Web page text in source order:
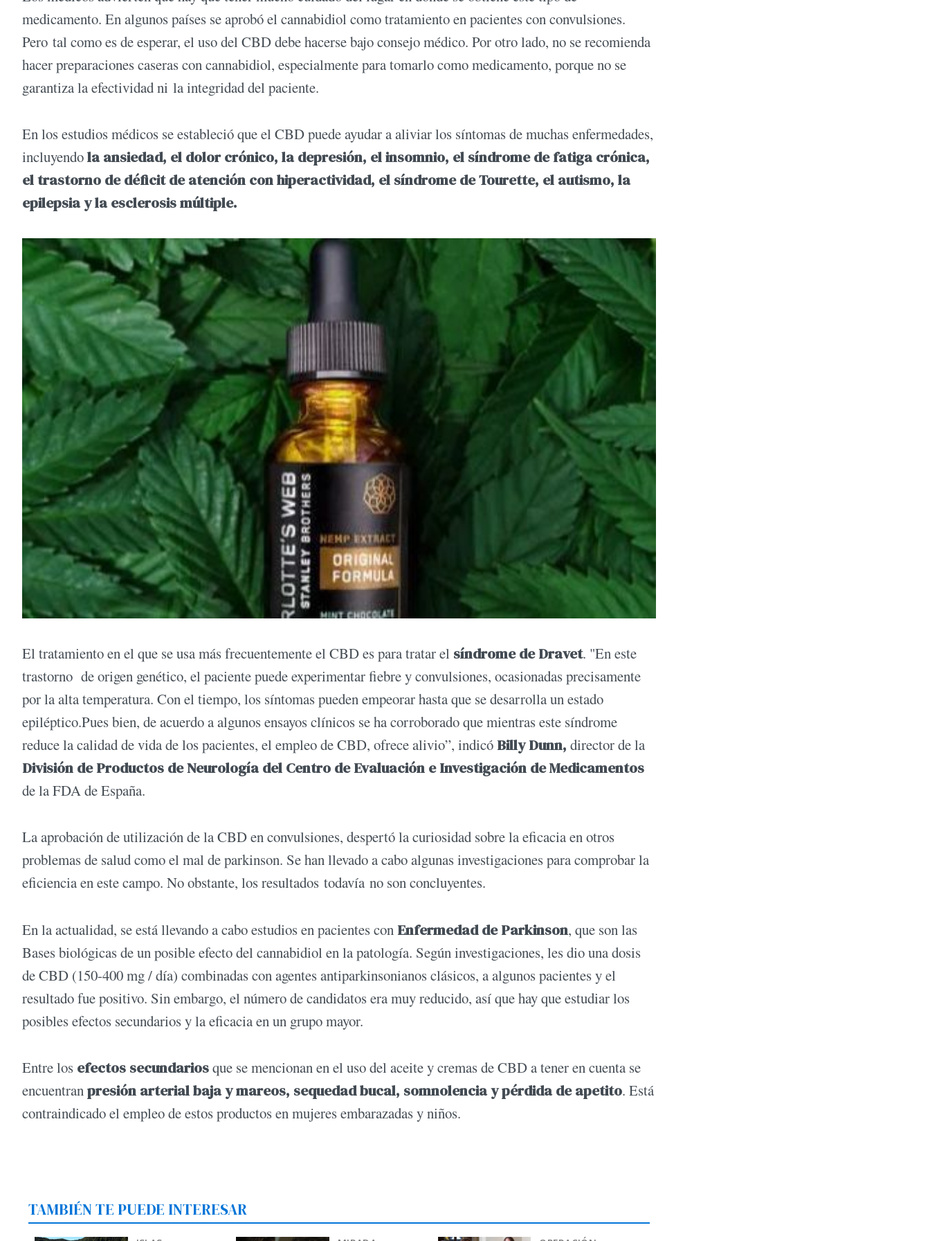
medicamento. En algunos países se aprobó el cannabidiol como tratamiento en pacientes con convulsiones.
Pero tal como es de esperar, el uso del CBD debe hacerse bajo consejo médico. Por otro lado, no se recomienda
hacer preparaciones caseras con cannabidiol, especialmente para tomarlo como medicamento, porque no se
garantiza la efectividad ni la integridad del paciente.
En los estudios médicos se estableció que el CBD puede ayudar a aliviar los síntomas de muchas enfermedades,
incluyendola ansiedad, el dolor crónico, la depresión, el insomnio, el síndrome de fatiga crónica,
el trastorno de déficit de atención con hiperactividad, el síndrome de Tourette, el autismo, la
epilepsia y la esclerosis múltiple.
El tratamiento en el que se usa más frecuentemente el CBD es para tratar el síndrome de Dravet. "En este
trastorno de origen genético, el paciente puede experimentar fiebre y convulsiones, ocasionadas precisamente
por la alta temperatura. Con el tiempo, los síntomas pueden empeorar hasta que se desarrolla un estado
epiléptico.Pues bien, de acuerdo a algunos ensayos clínicos se ha corroborado que mientras este síndrome
reduce la calidad de vida de los pacientes, el empleo de CBD, ofrece alivio”, indicó Billy Dunn, director de la
División de Productos de Neurología del Centro de Evaluación e Investigación de Medicamentos
de la FDA de España.
La aprobación de utilización de la CBD en convulsiones, despertó la curiosidad sobre la eficacia en otros
problemas de salud como el mal de parkinson. Se han llevado a cabo algunas investigaciones para comprobar la
eficiencia en este campo. No obstante, los resultados todavía no son concluyentes.
En la actualidad, se está llevando a cabo estudios en pacientes con Enfermedad de Parkinson, que son las
Bases biológicas de un posible efecto del cannabidiol en la patología. Según investigaciones, les dio una dosis
de CBD (150-400 mg / día) combinadas con agentes antiparkinsonianos clásicos, a algunos pacientes y el
resultado fue positivo. Sin embargo, el número de candidatos era muy reducido, así que hay que estudiar los
posibles efectos secundarios y la eficacia en un grupo mayor.
Entre los efectos secundariosque se mencionan en el uso del aceite y cremas de CBD a tener en cuenta se
encuentranpresión arterial baja y mareos, sequedad bucal, somnolencia y pérdida de apetito. Está
contraindicado el empleo de estos productos en mujeres embarazadas y niños.
TAMBIÉN TE PUEDE INTERESAR